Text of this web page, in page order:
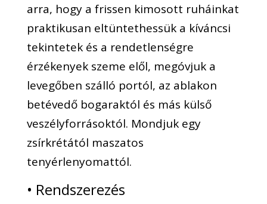
arra, hogy a frissen kimosott ruháinkat
praktikusan eltüntethessük a kíváncsi
tekintetek és a rendetlenségre
érzékenyek szeme elől, megóvjuk a
levegőben szálló portól, az ablakon
betévedő bogaraktól és más külső
veszélyforrásoktól. Mondjuk egy
zsírkrétától maszatos
tenyérlenyomattól.
• Rendszerezés